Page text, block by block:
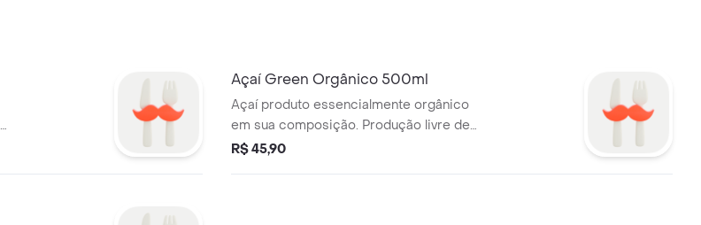
Açaí Green Orgânico 500ml
Açaí produto essencialmente orgânico
em sua composição. Produção livre de
agrotóxicos e fertilizantes.
R$ 45,90